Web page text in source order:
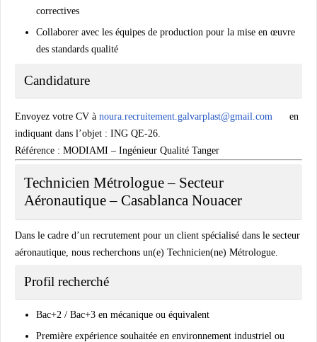
correctives
Collaborer avec les équipes de production pour la mise en œuvre
des standards qualité
Candidature
Envoyez votre CV à noura.recruitement.galvarplast@gmail.com
en
indiquant dans l’objet : ING QE-26
Référence : MODIAMI – Ingénieur Qualité Tanger
Technicien Métrologue – Secteur
Aéronautique – Casablanca Nouacer
Dans le cadre d’un recrutement pour un client spécialisé dans le secteur
aéronautique, nous recherchons un(e) Technicien(ne) Métrologue
Profil recherché
Bac+2 / Bac+3 en mécanique ou équivalent
Première expérience souhaitée en environnement industriel ou